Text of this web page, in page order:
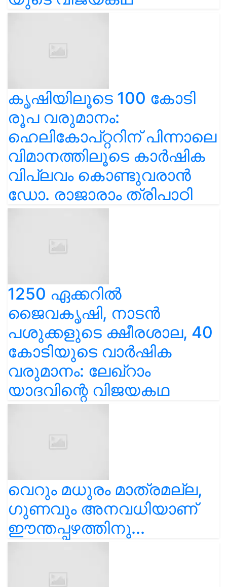
കൃഷിയിലൂടെ 100 കോടി
രൂപ വരുമാനം:
ഹെലികോപ്റ്ററിന് പിന്നാലെ
വിമാനത്തിലൂടെ കാർഷിക
വിപ്ലവം കൊണ്ടുവരാൻ
ഡോ. രാജാരാം ത്രിപാഠി
1250 ഏക്കറിൽ
ജൈവകൃഷി, നാടൻ
പശുക്കളുടെ ക്ഷീരശാല, 40
കോടിയുടെ വാർഷിക
വരുമാനം: ലേഖ്‌റാം
യാദവിന്റെ വിജയകഥ
വെറും മധുരം മാത്രമല്ല,
ഗുണവും അനവധിയാണ്
ഈന്തപ്പഴത്തിനു...